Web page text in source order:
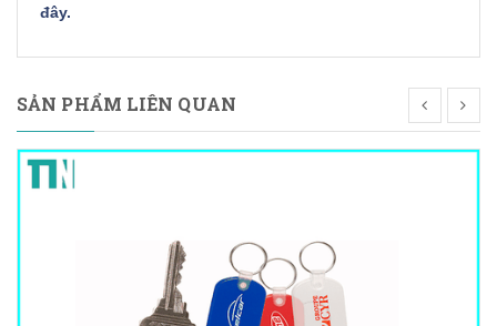
đây.
SẢN PHẨM LIÊN QUAN